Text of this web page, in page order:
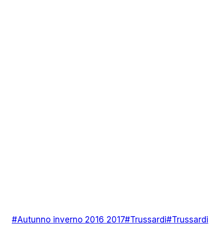
Tag
#Autunno inverno 2016 2017#Trussardi#Trussardi